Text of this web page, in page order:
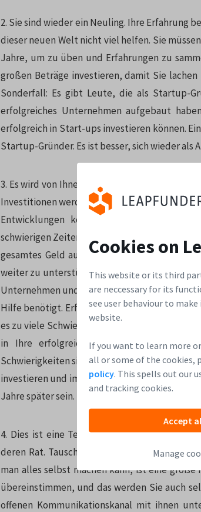
Cookies on
This website or its third
are neccessary for its
see user behaviour to
website.
If you want to learn more
all or some of the cookies,
policy. This spells out our
and tracking cookies.
Accept
Manage
2. Sie sind wieder ein Neuling. Ihre Erfahrung
dieser neuen Welt nicht viel helfen. Sie
Jahre, um zu üben und Erfahrungen zu
großen Beträge investieren, damit Sie
Sonderfall: Es gibt Leute, die als Startup-
erfolgreiches Unternehmen aufgebaut
erfolgreich in Start-ups investieren können.
Startup-Gründer. Es ist besser, sich wieder als
3. Es wird von Ihnen erwartet, dass Sie über
Investitionen werden erst nach Jahren
Entwicklungen kommen, und ein guter
schwierigen Zeiten zusätzliches Kapital zur
gesamtes Geld auf einmal: Sie werden
weiter zu unterstützen. Erfahrene Investoren
Unternehmen und halten immer eine
Hilfe benötigt. Erfahrene Investoren sind
es zu viele Schwierigkeiten hatte: Sie müssen
in Ihre erfolgreichsten Unternehmen
Schwierigkeiten sind. Angesichts Ihres
investieren und immer wieder zu investieren,
Jahre später sein.
4. Dies ist eine Teamleistung. Umgeben
deren Rat. Tauschen Sie so viele
man alles selbst machen kann, ist eine
übereinstimmen, und das werden Sie auch
offenen Kommunikationskanal mit ihnen